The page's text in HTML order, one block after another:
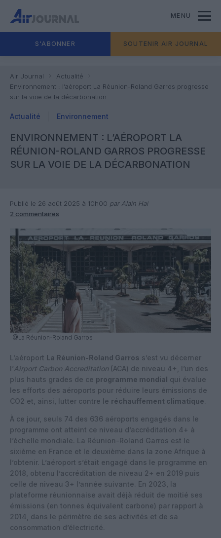
MENU
S'ABONNER SOUTENIR AIR JOURNAL
Air Journal
Actualité
Environnement : l’aéroport La Réunion-Roland Garros progresse
sur la voie de la décarbonation
Actualité Environnement
ENVIRONNEMENT : L’AÉROPORT LA
RÉUNION-ROLAND GARROS PROGRESSE
SUR LA VOIE DE LA DÉCARBONATION
Publié le 26 août 2025 à 10h00 par Alain Hai
2 commentaires
@La Réunion-Roland Garros
L’aéroport La Réunion-Roland Garros s’est vu décerner
l’Airport Carbon Accreditation (ACA) de niveau 4+, l’un des
plus hauts grades de ce programme mondial qui évalue
les efforts des aéroports pour réduire leurs émissions de
CO2 et, ainsi, lutter contre le réchauffement climatique.
À ce jour, seuls 74 des 636 aéroports engagés dans le
programme ont atteint ce niveau d’accréditation 4+ à
l’échelle mondiale. La Réunion-Roland Garros est le
sixième en France et le deuxième dans la zone Afrique à
l’obtenir. L’aéroport s’était engagé dans le programme en
2018, obtenu l’accréditation de niveau 2+ en 2019 puis
celle de niveau 3+ l’année suivante. En 2023, la
plateforme réunionnaise avait déjà réduit de moitié ses
émissions (en tonnes équivalent carbone) par rapport à
2014, dans le périmètre de ses activités et de sa
consommation d’électricité.